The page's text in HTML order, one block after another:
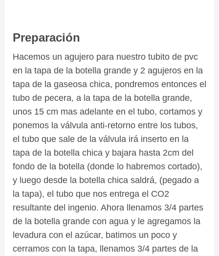
Preparación
Hacemos un agujero para nuestro tubito de pvc
en la tapa de la botella grande y 2 agujeros en la
tapa de la gaseosa chica, pondremos entonces el
tubo de pecera, a la tapa de la botella grande,
unos 15 cm mas adelante en el tubo, cortamos y
ponemos la válvula anti-retorno entre los tubos,
el tubo que sale de la válvula irá inserto en la
tapa de la botella chica y bajara hasta 2cm del
fondo de la botella (donde lo habremos cortado),
y luego desde la botella chica saldrá, (pegado a
la tapa), el tubo que nos entrega el CO2
resultante del ingenio. Ahora llenamos 3/4 partes
de la botella grande con agua y le agregamos la
levadura con el azúcar, batimos un poco y
cerramos con la tapa, llenamos 3/4 partes de la